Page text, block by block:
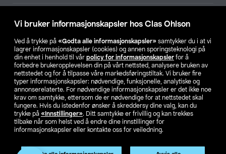
Vi bruker informasjonskapsler hos Clas Ohlson
Ved å trykke på «Godta alle informasjonskapsler» samtykker du i at vi
lagrer informasjonskapsler (cookies) og annen sporingsteknologi på
din enhet i henhold til vår policy for informasjonskapsler for å
forbedre brukeropplevelsen din på vårt nettsted, analysere bruken av
nettstedet og for å tilpasse våre markedsføringstiltak. Vi bruker fire
typer informasjonskapsler: nødvendige, funksjonelle, analytiske og
annonserelaterte. For nødvendige informasjonskapsler er det ikke noe
krav om samtykke, ettersom de er nødvendige for at nettstedet skal
fungere. Hvis du istedenfor ønsker å skreddersy dine valg, kan du
trykke på «Innstillinger». Ditt samtykke er frivillig og kan trekkes
tilbake når som helst ved å endre dine innstillinger for
informasjonskapsler eller kontakte oss for veiledning.
Våre selskaper
Finn din butikk
SE NO FI